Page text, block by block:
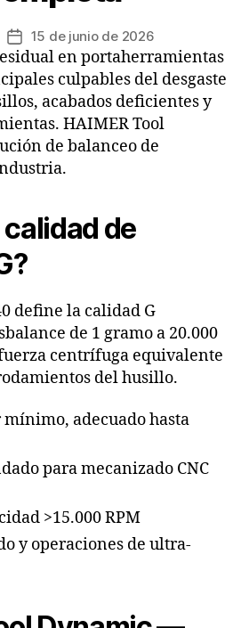
15 de junio de 2026
en portaherramientas
culpables del desgaste
acabados deficientes y
HAIMER Tool
de balanceo de
calidad de
define la calidad G
de 1 gramo a 20.000
centrífuga equivalente
del husillo.
adecuado hasta
para mecanizado CNC
>15.000 RPM
y operaciones de ultra-